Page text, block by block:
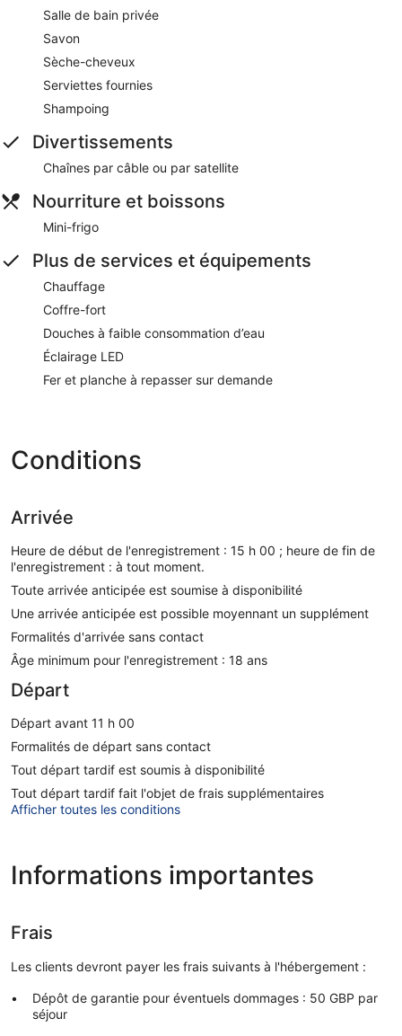
Salle de bain privée
Savon
Sèche-cheveux
Serviettes fournies
Shampoing
Divertissements
Chaînes par câble ou par satellite
Nourriture et boissons
Mini-frigo
Plus de services et équipements
Chauffage
Coffre-fort
Douches à faible consommation d’eau
Éclairage LED
Fer et planche à repasser sur demande
Conditions
Arrivée
Heure de début de l'enregistrement : 15 h 00 ; heure de fin de
l'enregistrement : à tout moment.
Toute arrivée anticipée est soumise à disponibilité
Une arrivée anticipée est possible moyennant un supplément
Formalités d'arrivée sans contact
Âge minimum pour l'enregistrement : 18 ans
Départ
Départ avant 11 h 00
Formalités de départ sans contact
Tout départ tardif est soumis à disponibilité
Tout départ tardif fait l'objet de frais supplémentaires
Afficher toutes les conditions
Informations importantes
Frais
Les clients devront payer les frais suivants à l'hébergement :
Dépôt de garantie pour éventuels dommages : 50 GBP par
séjour